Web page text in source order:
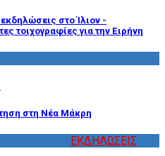
εκδηλώσεις στο Ίλιον -
τοιχογραφίες για την Ειρήνη
στη Νέα Μάκρη
ΕΚΔΗΛΩΣΕΙΣ